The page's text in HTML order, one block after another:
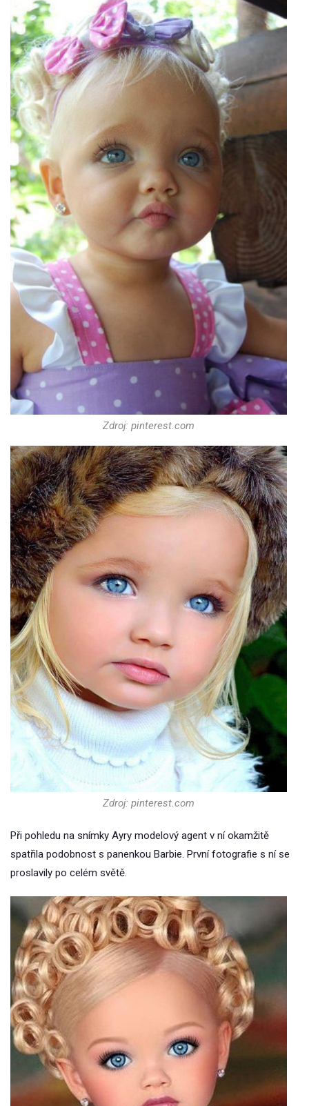
Zdroj: pinterest.com
Zdroj: pinterest.com
Při pohledu na snímky Ayry modelový agent v ní okamžitě
spatřila podobnost s panenkou Barbie. První fotografie s ní se
proslavily po celém světě.